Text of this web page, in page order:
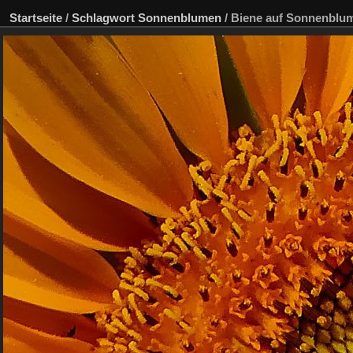
Startseite / Schlagwort Sonnenblumen / Biene auf